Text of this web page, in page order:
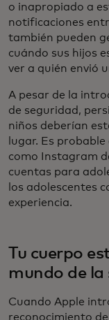
o inapropiado a
notificaciones
también pueden
cuándo sus hijos
ver a quién envió
A pesar de la
de seguridad,
niños deberían
lugar. Es
como Instagram
cuentas para
los adolescentes
experiencia.
Tu cuerpo
mundo de la
Cuando Apple
reconocimiento